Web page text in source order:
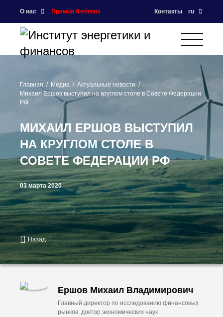
О нас Премия Фейгина Контакты ru
Главная Медиа
Актуальные новости
Михаил Ершов выступил на круглом столе в Совете Федерации
РФ
МИХАИЛ ЕРШОВ ВЫСТУПИЛ
НА КРУГЛОМ СТОЛЕ В
СОВЕТЕ ФЕДЕРАЦИИ РФ
03 марта 2020
Назад
Ершов Михаил Владимирович
Главный директор по исследованию финансовых
рынков, доктор экономических наук